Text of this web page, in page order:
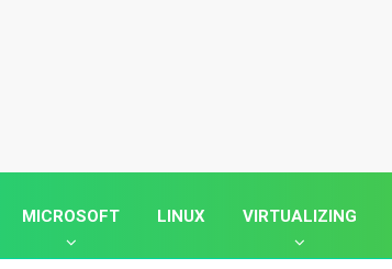
MICROSOFT LINUX VIRTUALIZING